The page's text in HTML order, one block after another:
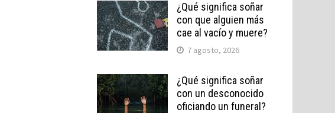
¿Qué significa soñar
con que alguien más
cae al vacío y muere?
7 agosto, 2026
¿Qué significa soñar
con un desconocido
oficiando un funeral?